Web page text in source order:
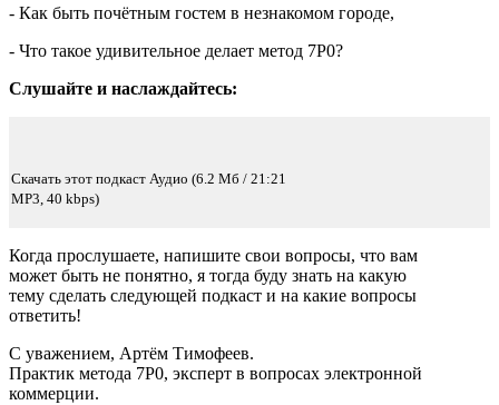
- Как быть почётным гостем в незнакомом городе,
- Что такое удивительное делает метод 7Р0?
Слушайте и наслаждайтесь:
Скачать этот подкаст Аудио (6.2 Мб / 21:21
MP3, 40 kbps)
Когда прослушаете, напишите свои вопросы, что вам
может быть не понятно, я тогда буду знать на какую
тему сделать следующей подкаст и на какие вопросы
ответить!
C уважением, Артём Тимофеев.
Практик метода 7Р0, эксперт в вопросах электронной
коммерции.